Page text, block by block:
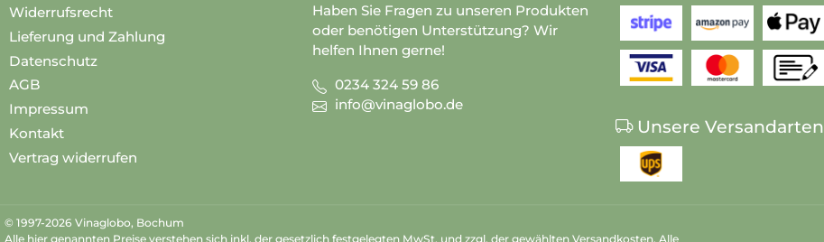
Widerrufsrecht
Lieferung und Zahlung
Datenschutz
AGB
Impressum
Kontakt
Vertrag widerrufen
Haben Sie Fragen zu unseren Produkten
oder benötigen Unterstützung? Wir
helfen Ihnen gerne!
0234 324 59 86
info@vinaglobo.de
Unsere Versandarten
© 1997-2026 Vinaglobo, Bochum
Alle hier genannten Preise verstehen sich inkl. der gesetzlich festgelegten MwSt. und zzgl. der gewählten Versandkosten. Alle